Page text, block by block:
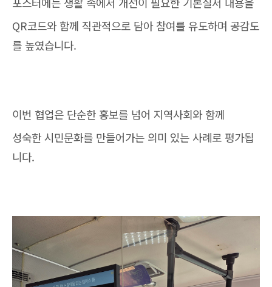
QR코드와 함께 직관적으로 담아 참여를 유도하며 공감도
를 높였습니다.
이번 협업은 단순한 홍보를 넘어 지역사회와 함께
성숙한 시민문화를 만들어가는 의미 있는 사례로 평가됩
니다.